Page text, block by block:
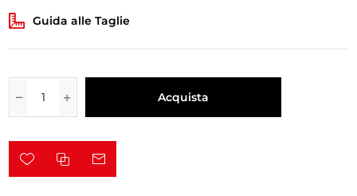
Guida alle Taglie
Acquista